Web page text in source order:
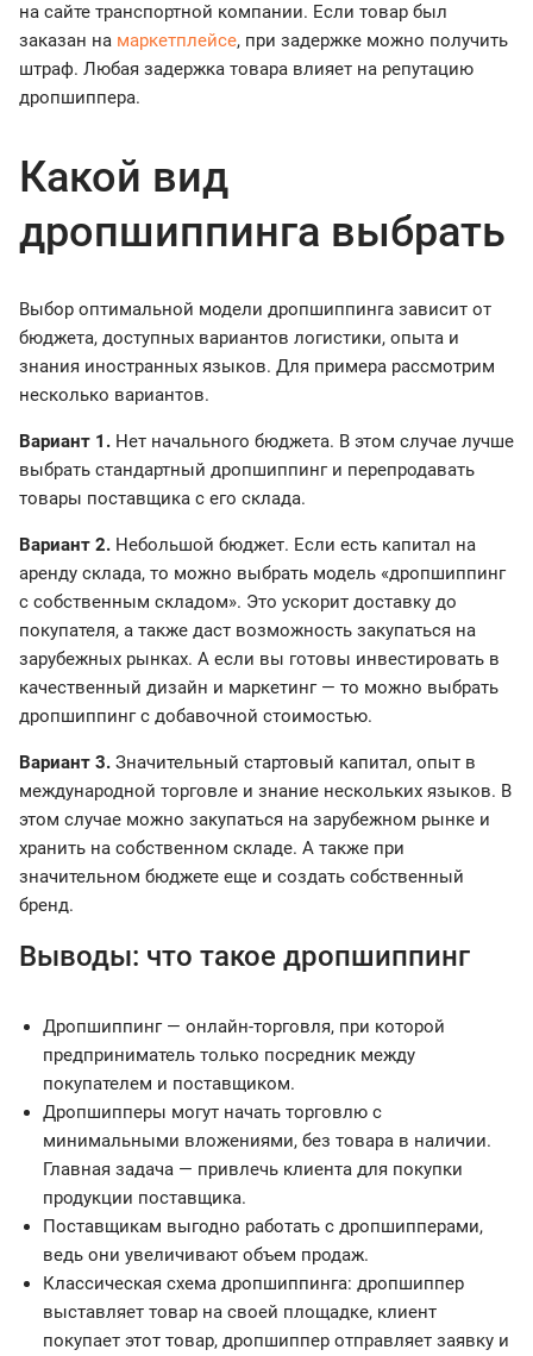
на сайте транспортной компании. Если товар был
заказан на маркетплейсе, при задержке можно получить
штраф. Любая задержка товара влияет на репутацию
дропшиппера.
Какой вид
дропшиппинга выбрать
Выбор оптимальной модели дропшиппинга зависит от
бюджета, доступных вариантов логистики, опыта и
знания иностранных языков. Для примера рассмотрим
несколько вариантов.
Вариант 1. Нет начального бюджета. В этом случае лучше
выбрать стандартный дропшиппинг и перепродавать
товары поставщика с его склада.
Вариант 2. Небольшой бюджет. Если есть капитал на
аренду склада, то можно выбрать модель «дропшиппинг
с собственным складом». Это ускорит доставку до
покупателя, а также даст возможность закупаться на
зарубежных рынках. А если вы готовы инвестировать в
качественный дизайн и маркетинг — то можно выбрать
дропшиппинг с добавочной стоимостью.
Вариант 3. Значительный стартовый капитал, опыт в
международной торговле и знание нескольких языков. В
этом случае можно закупаться на зарубежном рынке и
хранить на собственном складе. А также при
значительном бюджете еще и создать собственный
бренд.
Выводы: что такое дропшиппинг
Дропшиппинг — онлайн-торговля, при которой
предприниматель только посредник между
покупателем и поставщиком.
Дропшипперы могут начать торговлю с
минимальными вложениями, без товара в наличии.
Главная задача — привлечь клиента для покупки
продукции поставщика.
Поставщикам выгодно работать с дропшипперами,
ведь они увеличивают объем продаж.
Классическая схема дропшиппинга: дропшиппер
выставляет товар на своей площадке, клиент
покупает этот товар, дропшиппер отправляет заявку и